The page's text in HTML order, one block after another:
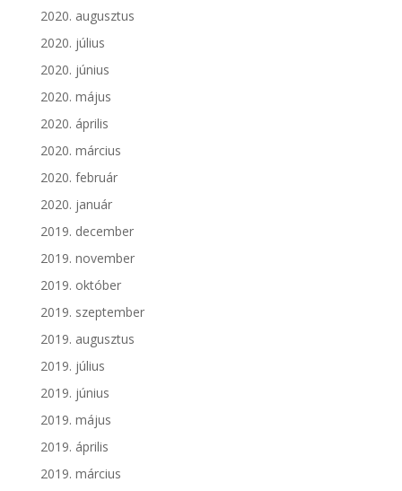
2020. augusztus
2020. július
2020. június
2020. május
2020. április
2020. március
2020. február
2020. január
2019. december
2019. november
2019. október
2019. szeptember
2019. augusztus
2019. július
2019. június
2019. május
2019. április
2019. március